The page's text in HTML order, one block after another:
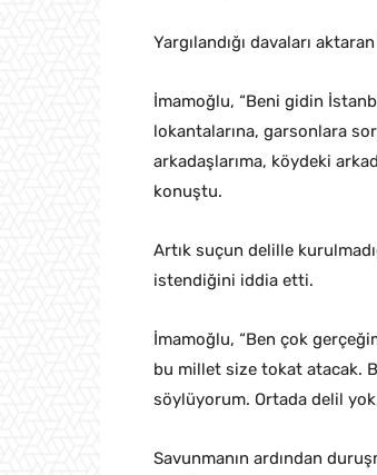
Yargılandığı davaları
İmamoğlu, “Beni gidin
lokantalarına, garsonlara
arkadaşlarıma, köydeki
konuştu.
Artık suçun delille
istendiğini iddia etti.
İmamoğlu, “Ben çok
bu millet size tokat atacak.
söylüyorum. Ortada delil
Savunmanın ardından